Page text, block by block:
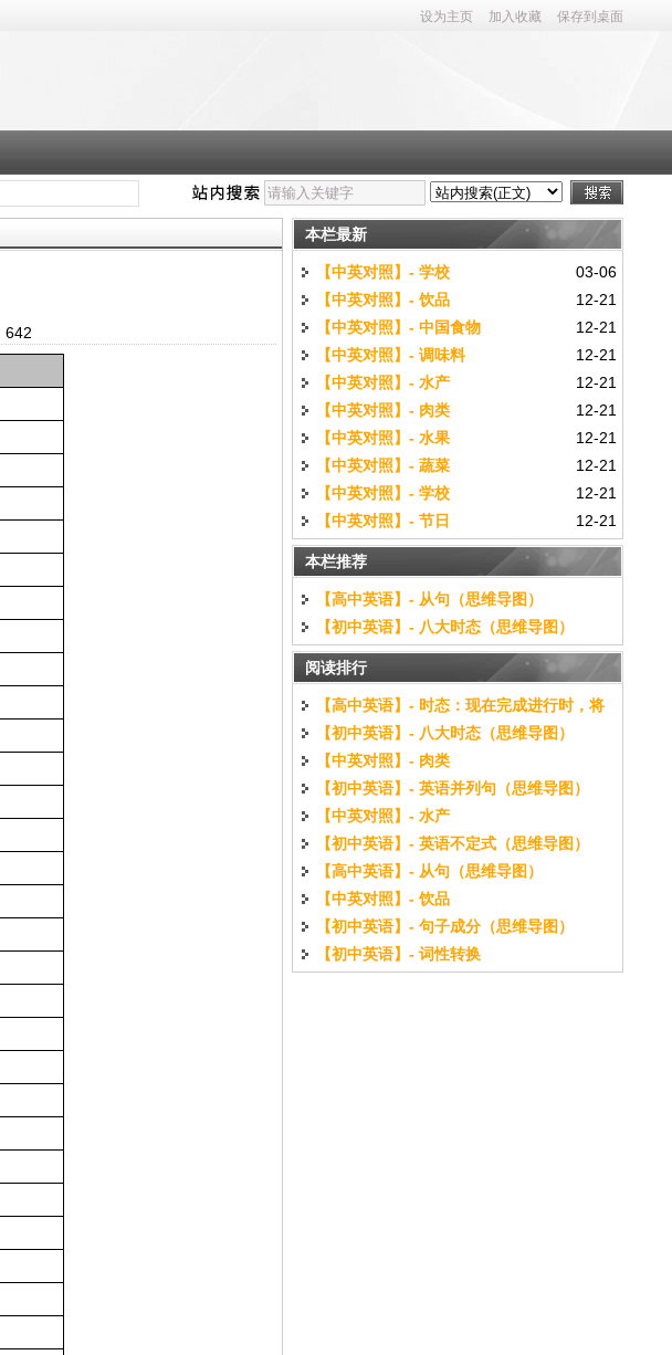
设为主页 加入收藏 保存到桌面
642
本栏最新
03-06
【中英对照】- 学校
12-21
【中英对照】- 饮品
12-21
【中英对照】- 中国食物
12-21
【中英对照】- 调味料
12-21
【中英对照】- 水产
12-21
【中英对照】- 肉类
12-21
【中英对照】- 水果
12-21
【中英对照】- 蔬菜
12-21
【中英对照】- 学校
12-21
【中英对照】- 节日
本栏推荐
【高中英语】- 从句（思维导图）
【初中英语】- 八大时态（思维导图）
阅读排行
【高中英语】- 时态：现在完成进行时，将
来进行时（思维导图）
【初中英语】- 八大时态（思维导图）
【中英对照】- 肉类
【初中英语】- 英语并列句（思维导图）
【中英对照】- 水产
【初中英语】- 英语不定式（思维导图）
【高中英语】- 从句（思维导图）
【中英对照】- 饮品
【初中英语】- 句子成分（思维导图）
【初中英语】- 词性转换